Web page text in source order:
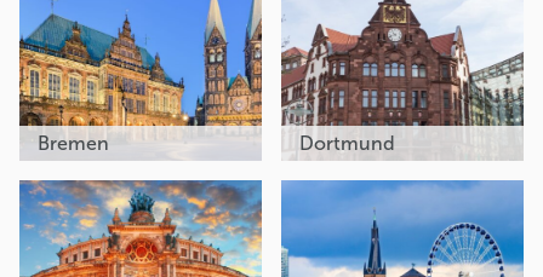
Bremen Dortmund